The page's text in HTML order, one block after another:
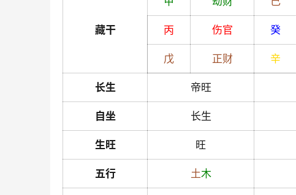
藏干 丙 伤官 癸
戊 正财 辛
长生 帝旺
自坐 长生
生旺 旺
五行 土木